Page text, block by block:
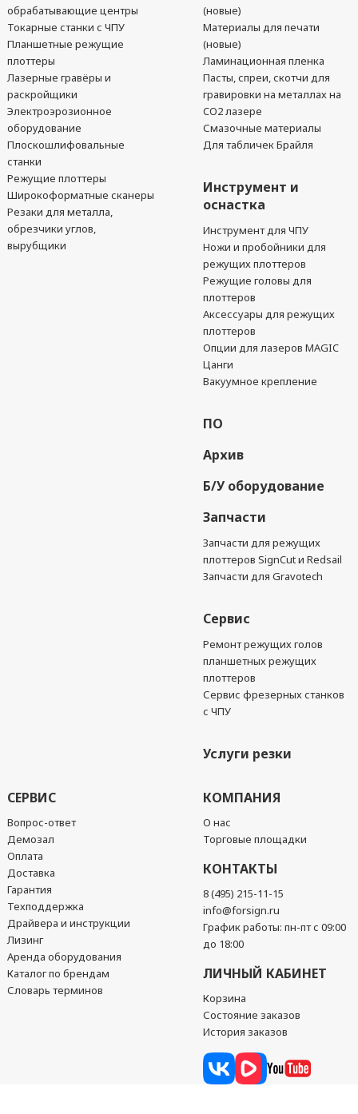
обрабатывающие центры
Токарные станки с ЧПУ
Планшетные режущие
плоттеры
Лазерные гравёры и
раскройщики
Электроэрозионное
оборудование
Плоскошлифовальные
станки
Режущие плоттеры
Широкоформатные сканеры
Резаки для металла,
обрезчики углов,
вырубщики
(новые)
Материалы для печати
(новые)
Ламинационная пленка
Пасты, спреи, скотчи для
гравировки на металлах на
CO2 лазере
Смазочные материалы
Для табличек Брайля
Инструмент и
оснастка
Инструмент для ЧПУ
Ножи и пробойники для
режущих плоттеров
Режущие головы для
плоттеров
Аксессуары для режущих
плоттеров
Опции для лазеров MAGIC
Цанги
Вакуумное крепление
ПО
Архив
Б/У оборудование
Запчасти
Запчасти для режущих
плоттеров SignCut и Redsail
Запчасти для Gravotech
Сервис
Ремонт режущих голов
планшетных режущих
плоттеров
Сервис фрезерных станков
с ЧПУ
Услуги резки
СЕРВИС
Вопрос-ответ
Демозал
Оплата
Доставка
Гарантия
Техподдержка
Драйвера и инструкции
Лизинг
Аренда оборудования
Каталог по брендам
Словарь терминов
КОМПАНИЯ
О нас
Торговые площадки
КОНТАКТЫ
8 (495) 215-11-15
info@forsign.ru
График работы: пн-пт с 09:00
до 18:00
ЛИЧНЫЙ КАБИНЕТ
Корзина
Состояние заказов
История заказов